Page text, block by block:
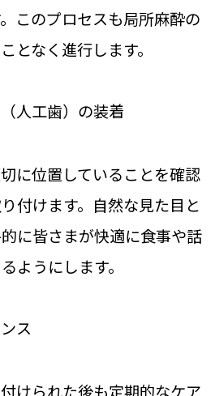
このプロセスも局所麻酔の
となく進行します。
人工歯）の装着
に位置していることを確認
付けます。自然な見た目と
に皆さまが快適に食事や話
ようにします。
ス
けられた後も定期的なケア